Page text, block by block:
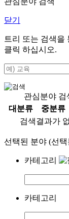
닫기
트리 또는 검색을
클릭 하십시오.
관심분야 검
대분류
중분류
검색결과가
선택된 분야 (선
카테고리
카테고리